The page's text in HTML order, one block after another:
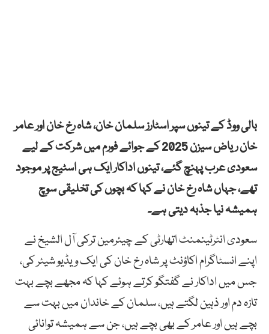
بالی ووڈ کے تینوں سپر اسٹارز سلمان خان، شاہ رخ خان اور عامر
خان ریاض سیزن 2025 کے جوائے فورم میں شرکت کے لیے
سعودی عرب پہنچ گئے، تینوں اداکار ایک ہی اسٹیج پر موجود
تھے، جہاں شاہ رخ خان نے کہا کہ بچوں کی تخلیقی سوچ
ہمیشہ نیا جذبہ دیتی ہے۔
سعودی انٹرٹینمنٹ اتھارٹی کے چیئرمین ترکی آل الشیخ نے
اپنے انسٹاگرام اکاؤنٹ پر شاہ رخ خان کی ایک ویڈیو شیئر کی،
جس میں اداکار نے گفتگو کرتے ہوئے کہا کہ مجھے بچے بہت
تازہ دم اور ذہین لگتے ہیں، سلمان کے خاندان میں بہت سے
بچے ہیں اور عامر کے بھی بچے ہیں، جن سے ہمیشہ توانائی